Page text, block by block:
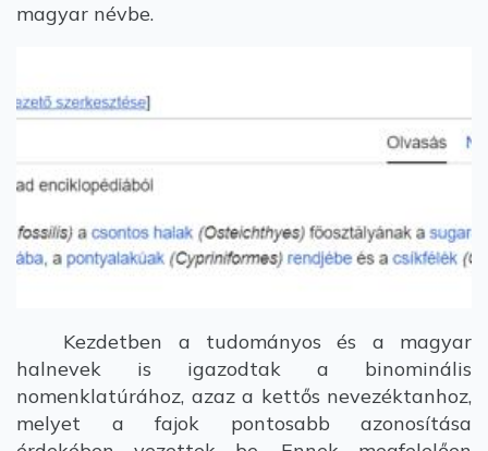
magyar névbe.
Kezdetben a tudományos és a magyar
halnevek is igazodtak a binominális
nomenklatúrához, azaz a kettős nevezéktanhoz,
melyet a fajok pontosabb azonosítása